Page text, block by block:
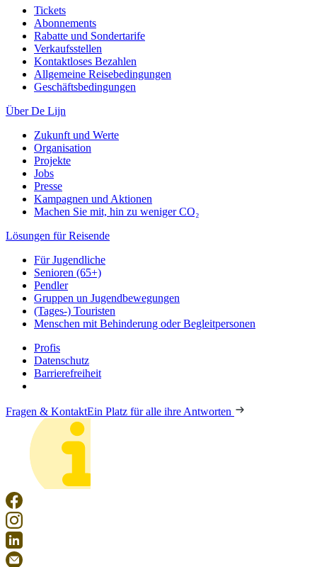
Tickets
Abonnements
Rabatte und Sondertarife
Verkaufsstellen
Kontaktloses Bezahlen
Allgemeine Reisebedingungen
Geschäftsbedingungen
Über De Lijn
Zukunft und Werte
Organisation
Projekte
Jobs
Presse
Kampagnen und Aktionen
Machen Sie mit, hin zu weniger CO₂
Lösungen für Reisende
Für Jugendliche
Senioren (65+)
Pendler
Gruppen un Jugendbewegungen
(Tages-) Touristen
Menschen mit Behinderung oder Begleitpersonen
Profis
Datenschutz
Barrierefreiheit
Fragen & KontaktEin Platz für alle ihre Antworten